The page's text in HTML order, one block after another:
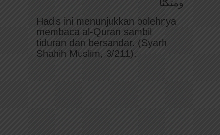
ومتكئاً
Hadis ini menunjukkan bolehnya
membaca al-Quran sambil
tiduran dan bersandar. (Syarh
Shahih Muslim, 3/211).